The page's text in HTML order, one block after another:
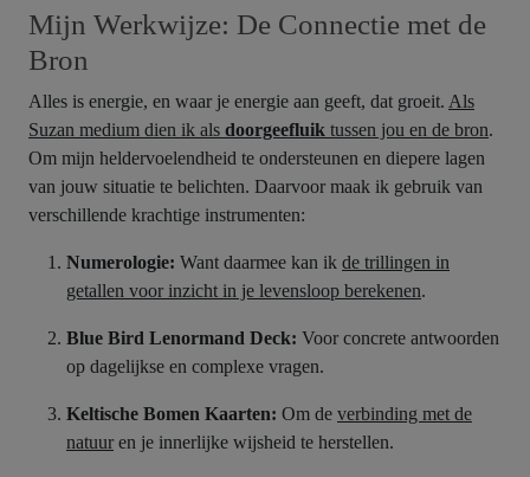
Mijn Werkwijze: De Connectie met de
Bron
Alles is energie, en waar je energie aan geeft, dat groeit. Als
Suzan medium dien ik als doorgeefluik tussen jou en de bron.
Om mijn heldervoelendheid te ondersteunen en diepere lagen
van jouw situatie te belichten. Daarvoor maak ik gebruik van
verschillende krachtige instrumenten:
Numerologie: Want daarmee kan ik de trillingen in
getallen voor inzicht in je levensloop berekenen.
Blue Bird Lenormand Deck: Voor concrete antwoorden
op dagelijkse en complexe vragen.
Keltische Bomen Kaarten: Om de verbinding met de
natuur en je innerlijke wijsheid te herstellen.